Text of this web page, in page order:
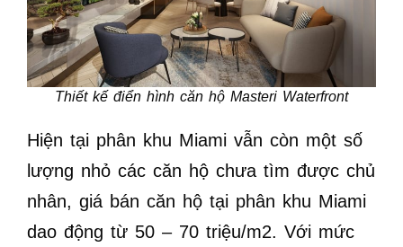
Thiết kế điển hình căn hộ Masteri Waterfront
Hiện tại phân khu Miami vẫn còn một số
lượng nhỏ các căn hộ chưa tìm được chủ
nhân, giá bán căn hộ tại phân khu Miami
dao động từ 50 – 70 triệu/m2. Với mức